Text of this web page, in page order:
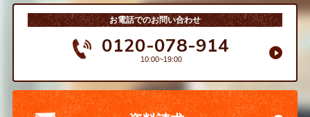
お電話でのお問い合わせ
0120-078-914
10:00~19:00